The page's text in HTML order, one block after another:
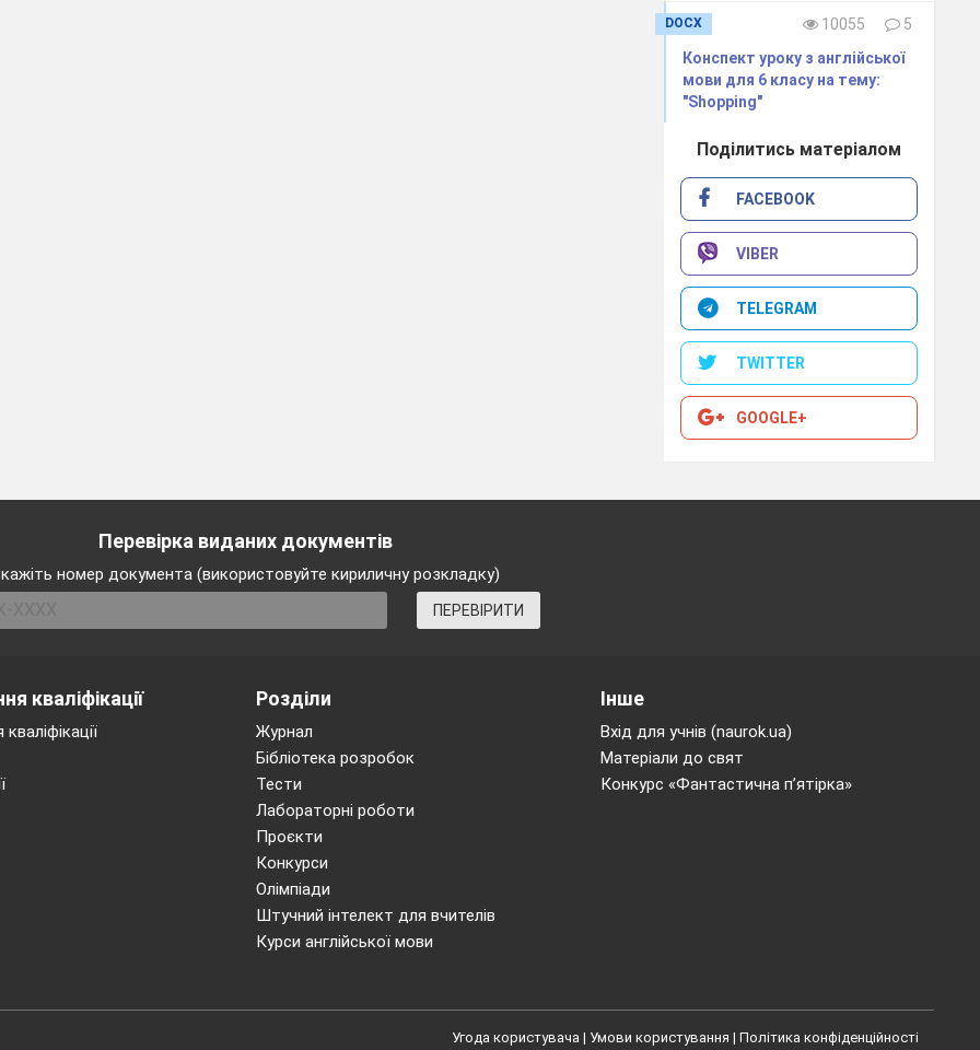
DOCX 10055
5
Конспект уроку з англійської
мови для 6 класу на тему:
"Shopping"
Поділитись матеріалом
FACEBOOK
VIBER
TELEGRAM
TWITTER
GOOGLE+
Перевірка виданих документів
номер документа (використовуйте кириличну розкладку)
ПЕРЕВІРИТИ
кваліфікації Розділи
Журнал
Бібліотека розробок
Тести
Лабораторні роботи
Проєкти
Конкурси
Олімпіади
Штучний інтелект для вчителів
Курси англійської мови
Інше
Вхід для учнів (naurok.ua)
Матеріали до свят
Конкурс «Фантастична п’ятірка»
Угода користувача | Умови користування | Політика конфіденційності